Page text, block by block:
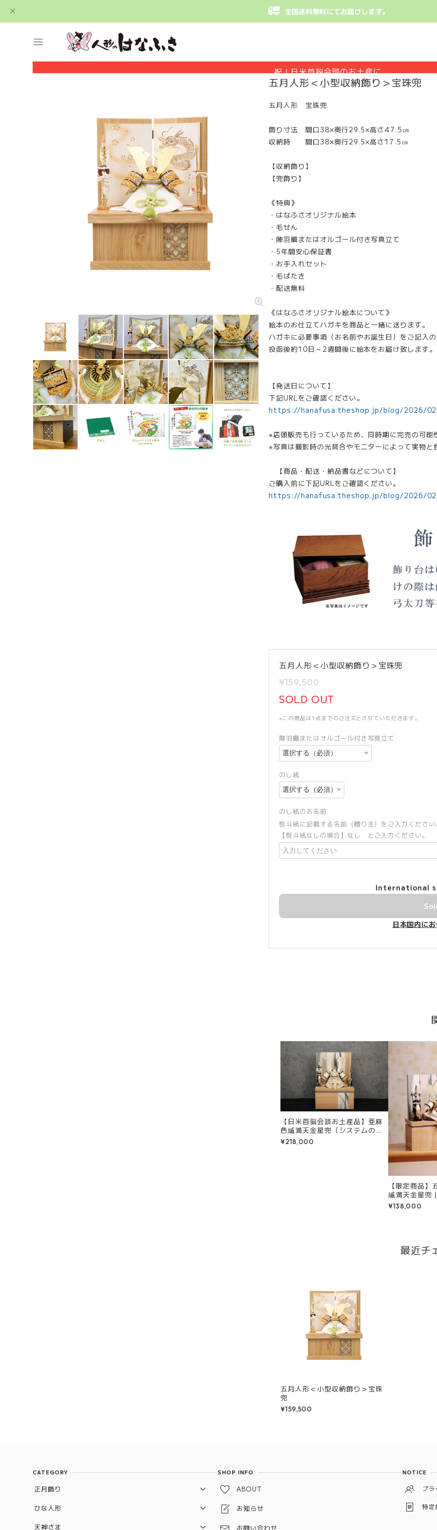
全国送料無料にてお届けします。
祝！日米首脳会談のお土産に
はなふさの兜飾りが選ばれました
五月人形＜小型収納飾り＞宝珠兜
五月人形 宝珠兜
飾り寸法 間口38×奥行29.5×高さ47.5㎝
収納時 間口38×奥行29.5×高さ17.5㎝
【収納飾り】
【兜飾り】
《特典》
・はなふさオリジナル絵本
・毛せん
・陣羽織またはオルゴール付き写真立て
・5年間安心保証書
・お手入れセット
・毛ばたき
・配送無料
《はなふさオリジナル絵本について》
絵本のお仕立てハガキを商品と一緒に送ります。
ハガキに必要事項（お名前やお誕生日）をご記入
投函後約10日～2週間後に絵本をお届け致します。
【発送日について】
下記URLをご確認ください。
https://hanafusa.theshop.jp/blog/2026/
※店頭販売も行っているため、同時期に完売の可能
※写真は撮影時の光具合やモニターによって実物と
【商品・配送・納品書などについて】
ご購入前に下記URLをご確認ください。
https://hanafusa.theshop.jp/blog/2026/
五月人形＜小型収納飾り＞宝珠兜
¥159,500
SOLD OUT
※この商品は1点までのご注文とさせていただきます。
陣羽織またはオルゴール付き写真立て
のし紙
のし紙のお名前
熨斗紙に記載する名前（贈り主）をご入力ください
【熨斗紙なしの場合】なし とご入力ください。
International
日本国内に
【日米首脳会談お土産品】亜麻
色縅満天金星兜（システムの都
合上、当オンラインショップで
の受付は停止しております）
¥218,000
【限定商品】
縅満天金星兜
首脳会談お
¥138,000
最近チ
五月人形＜小型収納飾り＞宝珠
兜
¥159,500
CATEGORY
正月飾り
破魔弓
ひな人形
収納飾り
天神さま
SHOP INFO
ABOUT
お知らせ
お問い合わせ
NOTICE
プラ
特定